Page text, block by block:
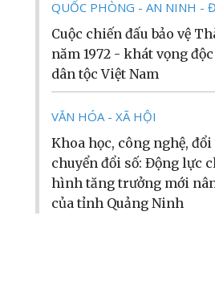
QUỐC PHÒNG - AN NINH -
Cuộc chiến đấu bảo vệ
năm 1972 - khát vọng
dân tộc Việt Nam
VĂN HÓA - XÃ HỘI
Khoa học, công nghệ,
chuyển đổi số: Động lực
hình tăng trưởng mới
của tỉnh Quảng Ninh